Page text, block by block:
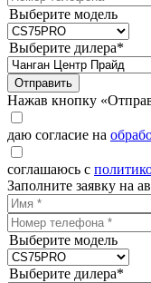
Выберите модель
Выберите дилера*
Отправить
Нажав кнопку
даю согласие на
соглашаюсь с
Заполните заявку на
Выберите модель
Выберите дилера*